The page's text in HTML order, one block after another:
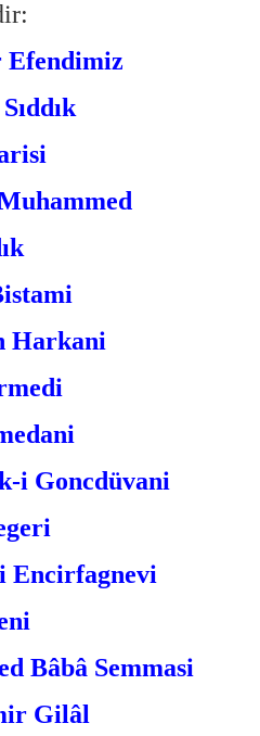
Efendimiz
Harkani
i Goncdüvani
Encirfagnevi
Bâbâ Semmasi
Gilâl